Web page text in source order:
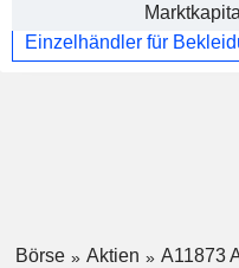
Einzelhändler für
Börse Aktien A11873